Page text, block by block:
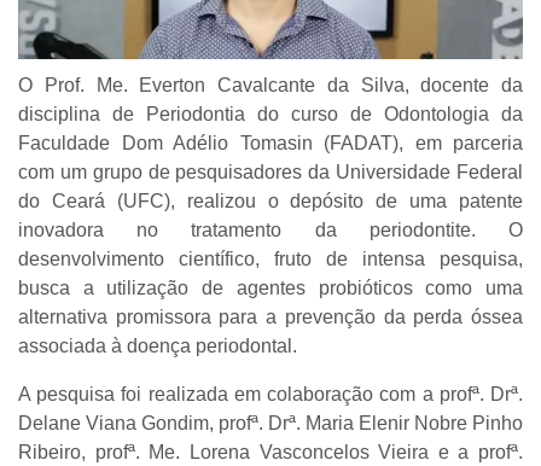
O Prof. Me. Everton Cavalcante da Silva, docente da
disciplina de Periodontia do curso de Odontologia da
Faculdade Dom Adélio Tomasin (FADAT), em parceria
com um grupo de pesquisadores da Universidade Federal
do Ceará (UFC), realizou o depósito de uma patente
inovadora no tratamento da periodontite. O
desenvolvimento científico, fruto de intensa pesquisa,
busca a utilização de agentes probióticos como uma
alternativa promissora para a prevenção da perda óssea
associada à doença periodontal.
A pesquisa foi realizada em colaboração com a profª. Drª.
Delane Viana Gondim, profª. Drª. Maria Elenir Nobre Pinho
Ribeiro, profª. Me. Lorena Vasconcelos Vieira e a profª.